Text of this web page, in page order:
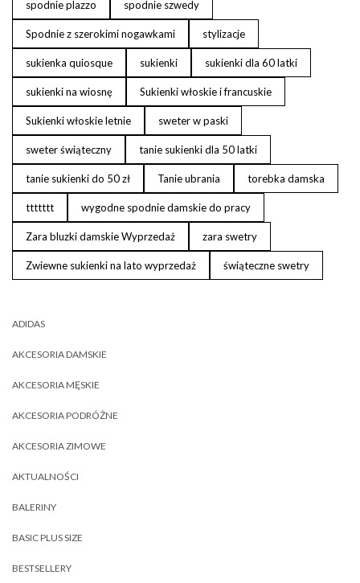
spodnie plazzo spodnie szwedy
Spodnie z szerokimi nogawkami stylizacje
sukienka quiosque sukienki sukienki dla 60 latki
sukienki na wiosnę Sukienki włoskie i francuskie
Sukienki włoskie letnie sweter w paski
sweter świąteczny tanie sukienki dla 50 latki
tanie sukienki do 50 zł Tanie ubrania torebka damska
ttttttt wygodne spodnie damskie do pracy
Zara bluzki damskie Wyprzedaż zara swetry
Zwiewne sukienki na lato wyprzedaż świąteczne swetry
ADIDAS
AKCESORIA DAMSKIE
AKCESORIA MĘSKIE
AKCESORIA PODRÓŻNE
AKCESORIA ZIMOWE
AKTUALNOŚCI
BALERINY
BASIC PLUS SIZE
BESTSELLERY